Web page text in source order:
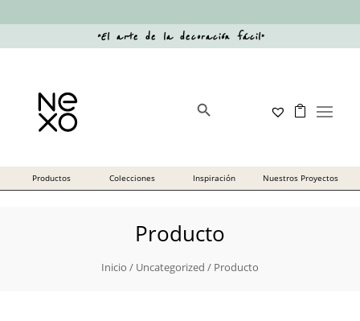
“El arte de la decoración fácil”
Producto
Inicio / Uncategorized / Producto